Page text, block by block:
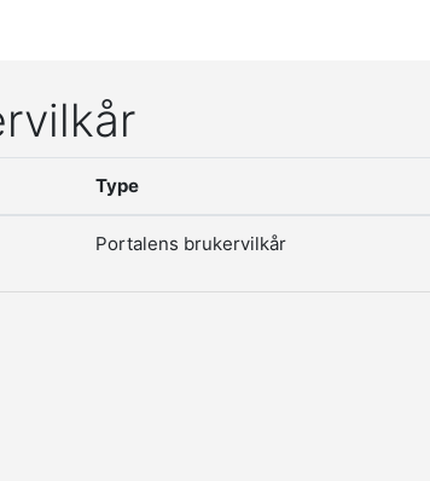
Type
Portalens brukervilkår